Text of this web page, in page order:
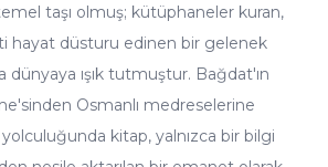
taşı olmuş; kütüphaneler kuran,
hayat düsturu edinen bir gelenek
dünyaya ışık tutmuştur. Bağdat'ın
Osmanlı medreselerine
kitap, yalnızca bir bilgi